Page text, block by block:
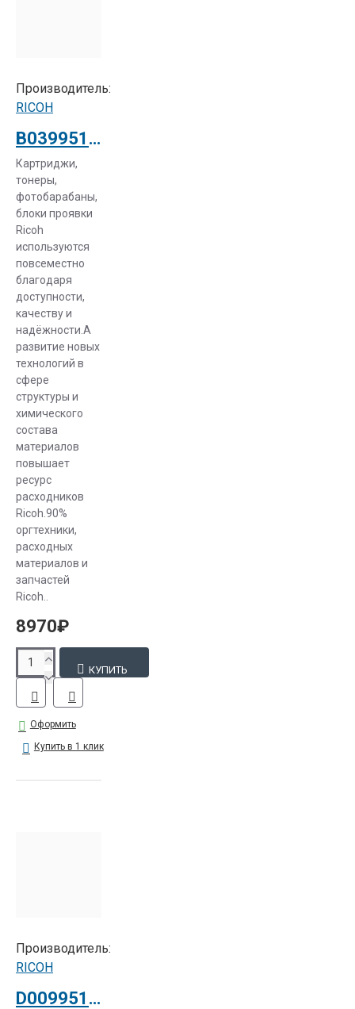
Производитель:
RICOH
B0399510 Фотобарабан OPC DRUM для Ricoh Aficio MP 2014D
Картриджи,
тонеры,
фотобарабаны,
блоки проявки
Ricoh
используются
повсеместно
благодаря
доступности,
качеству и
надёжности.А
развитие новых
технологий в
сфере
структуры и
химического
состава
материалов
повышает
ресурc
расходников
Ricoh.90%
оргтехники,
расходных
материалов и
запчастей
Ricoh..
8970₽
КУПИТЬ
Оформить
Купить в 1 клик
Производитель:
RICOH
D0099510 Фотобарабан для Aficio MP4001/5001/ SP8200DN/SP8300DN